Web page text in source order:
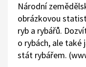
Národní
obrázkovou
ryb a rybářů.
o rybách, ale také
stát rybářem.